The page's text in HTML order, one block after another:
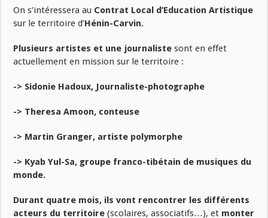
On s’intéressera au Contrat Local d’Education Artistique
sur le territoire d’Hénin-Carvin.
Plusieurs artistes et une journaliste sont en effet
actuellement en mission sur le territoire :
-> Sidonie Hadoux, Journaliste-photographe
-> Theresa Amoon, conteuse
-> Martin Granger, artiste polymorphe
-> Kyab Yul-Sa, groupe franco-tibétain de musiques du
monde.
Durant quatre mois, ils vont rencontrer les différents
acteurs du territoire (scolaires, associatifs…), et monter